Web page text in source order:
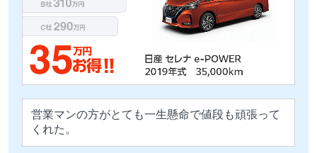
営業マンの方がとても一生懸命で値段も頑張って
くれた。